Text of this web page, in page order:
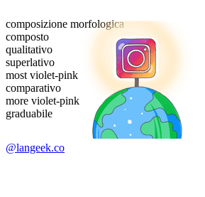
composizione morfologica
composto
qualitativo
superlativo
most violet-pink
comparativo
more violet-pink
graduabile
@langeek.co